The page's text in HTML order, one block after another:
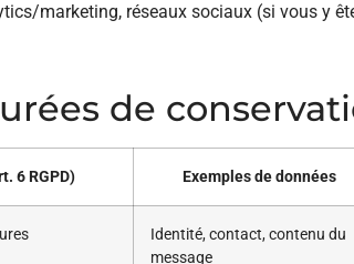
marketing, réseaux sociaux (si vous y
de
6 RGPD) Exemples de données
Identité, contact, contenu du
message